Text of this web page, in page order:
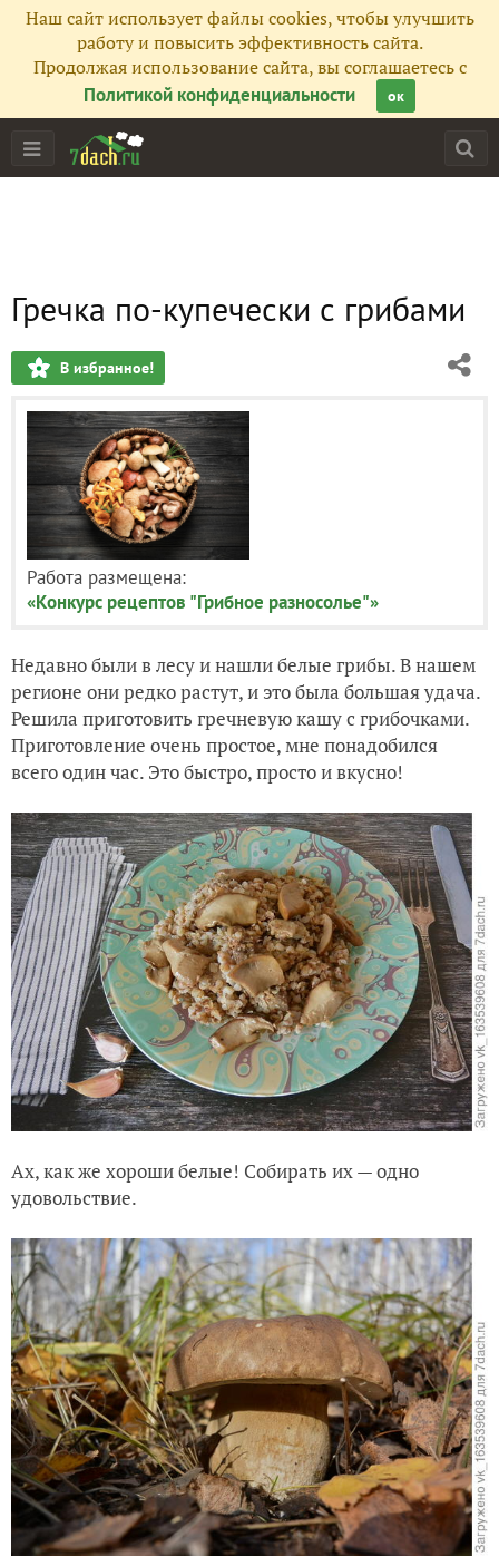
Наш сайт использует файлы cookies, чтобы улучшить
работу и повысить эффективность сайта.
Продолжая использование сайта, вы соглашаетесь с
Политикой конфиденциальности
ок
Гречка по-купечески с грибами
В избранное!
Работа размещена:
«Конкурс рецептов "Грибное разносолье"»
Недавно были в лесу и нашли белые грибы. В нашем
регионе они редко растут, и это была большая удача.
Решила приготовить гречневую кашу с грибочками.
Приготовление очень простое, мне понадобился
всего один час. Это быстро, просто и вкусно!
Ах, как же хороши белые! Собирать их — одно
удовольствие.